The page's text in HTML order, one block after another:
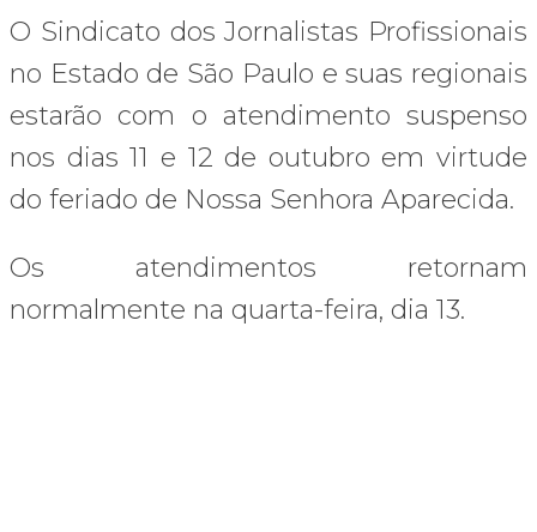
O Sindicato dos Jornalistas Profissionais
no Estado de São Paulo e suas regionais
estarão com o atendimento suspenso
nos dias 11 e 12 de outubro em virtude
do feriado de Nossa Senhora Aparecida.
Os atendimentos retornam
normalmente na quarta-feira, dia 13.